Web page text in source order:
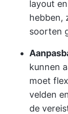
layout
hebben,
soorten
kunnen
moet
velden
de